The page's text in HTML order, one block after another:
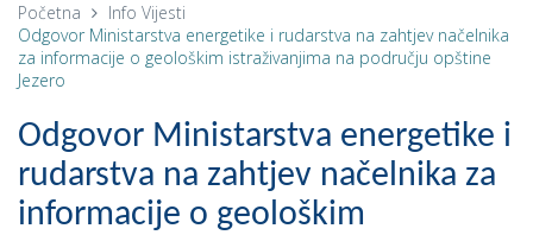
Istorija
Naseljena mjesta
Zanimljivosti
Početna Info Vijesti
Odgovor Ministarstva energetike i rudarstva na zahtjev načelnika
za informacije o geološkim istraživanjima na području opštine
Jezero
Odgovor Ministarstva energetike i
rudarstva na zahtjev načelnika za
informacije o geološkim